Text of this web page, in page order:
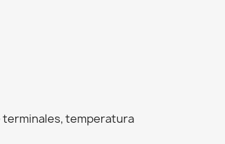
terminales, temperatura